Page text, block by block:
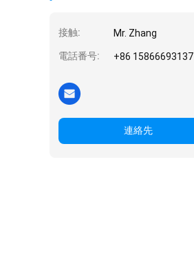
接触: Mr. Zhang
電話番号: +86 15866693137
連絡先